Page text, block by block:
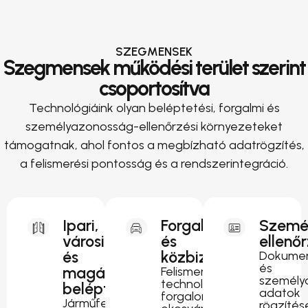
SZEGMENSEK
Szegmensek működési terület szerint
csoportosítva
Technológiáink olyan beléptetési, forgalmi és
személyazonosság-ellenőrzési környezeteket
támogatnak, ahol fontos a megbízható adatrögzítés,
a felismerési pontosság és a rendszerintegráció.
Ipari,
városi
és
magánterületi
beléptetés
Járműfelismerés
Forgalomirányítás
és
közbiztonság
Felismerési
technológia
forgalomfigyeléshez,
és
adatok